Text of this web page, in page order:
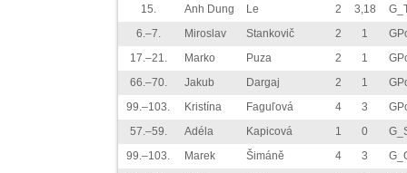
15.
Anh Dung Le 2 3,18
6.–7.
Miroslav Stankovič 2 1
17.–21.
Marko Puza 2 1
66.–70.
Jakub Dargaj 2 1
99.–103.
Kristína Faguľová 4 3
57.–59.
Adéla Kapicová 1 0
99.–103.
Marek Šimáně 4 3